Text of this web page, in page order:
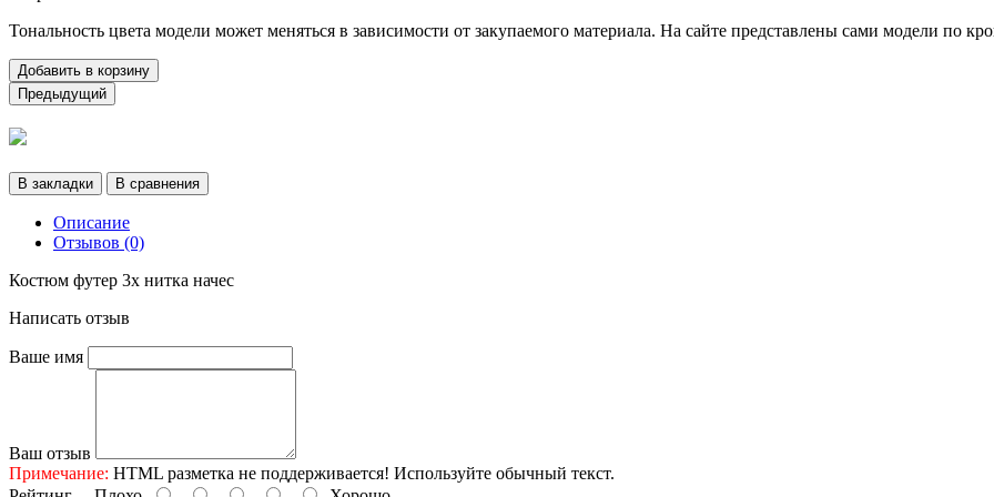
Тональность цвета модели может меняться в зависимости от закупаемого материала. На сайте представлены сами модели по
Добавить в корзину
Предыдущий
В закладки В сравнения
Описание
Отзывов (0)
Костюм футер 3х нитка начес
Написать отзыв
Ваше имя
Ваш отзыв
Примечание: HTML разметка не поддерживается! Используйте обычный текст.